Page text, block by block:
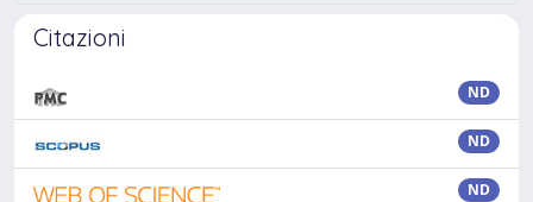
Citazioni
ND
ND
ND